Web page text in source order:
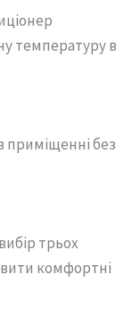
температуру в
приміщенні без
трьох
комфортні